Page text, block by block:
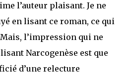
l’auteur plaisant. Je ne
en lisant ce roman, ce qui
l’impression qui ne
Narcogenèse est que
d’une relecture